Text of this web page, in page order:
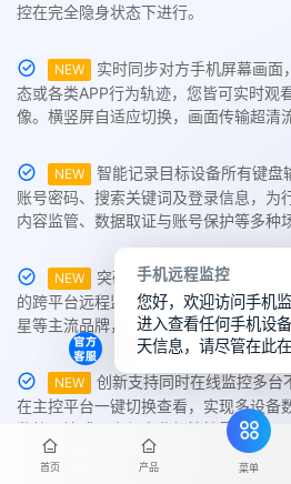
控在完全隐身状态下进行。
NEW
实时同步对方手机屏幕画
态或各类APP行为轨迹，您皆可实时观
像。横竖屏自适应切换，画面传输超清
NEW
智能记录目标设备所有键盘
账号密码、搜索关键词及登录信息，为
内容监管、数据取证与账号保护等多种
NEW
突破系统限制，全面支持
的跨平台远程监控，适配华为、iPhone
星等主流品牌，实现真正的多系统同步
NEW
创新支持同时在线监控多台
在主控平台一键切换查看，实现多设备
监护、情感调查与企业级管控需求。
首页 产品 菜单
手机远程监控
您好，欢迎访问手机
进入查看任何手机设
天信息，请尽管在此